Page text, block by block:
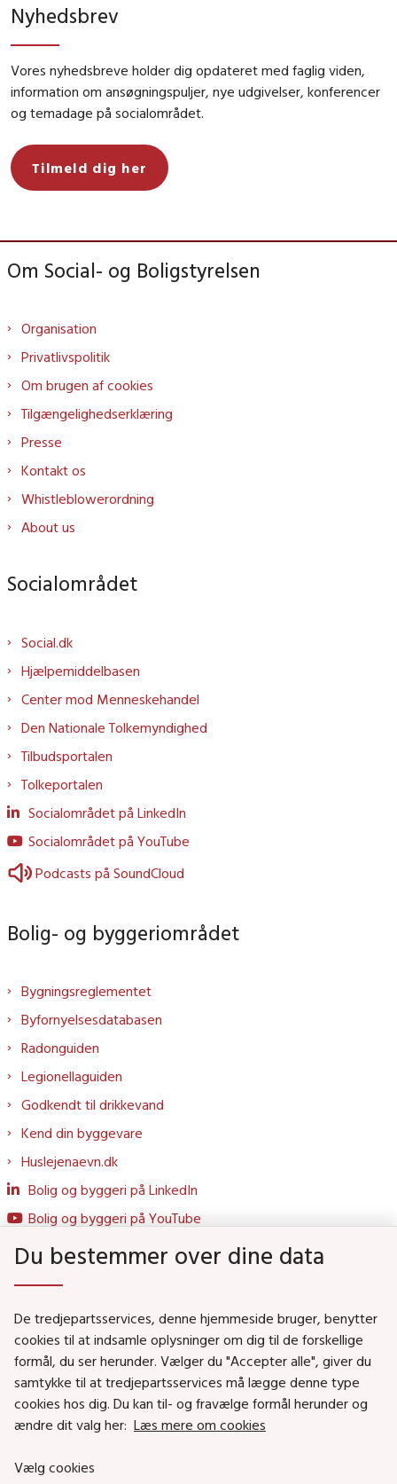
Nyhedsbrev
Vores nyhedsbreve holder dig opdateret med faglig viden,
information om ansøgningspuljer, nye udgivelser, konferencer
og temadage på socialområdet.
Tilmeld dig her
Om Social- og Boligstyrelsen
Organisation
Privatlivspolitik
Om brugen af cookies
Tilgængelighedserklæring
Presse
Kontakt os
Whistleblowerordning
About us
Socialområdet
Social.dk
Hjælpemiddelbasen
Center mod Menneskehandel
Den Nationale Tolkemyndighed
Tilbudsportalen
Tolkeportalen
Socialområdet på LinkedIn
Socialområdet på YouTube
Podcasts på SoundCloud
Bolig- og byggeriområdet
Bygningsreglementet
Byfornyelsesdatabasen
Radonguiden
Legionellaguiden
Godkendt til drikkevand
Kend din byggevare
Huslejenaevn.dk
Bolig og byggeri på LinkedIn
Bolig og byggeri på YouTube
Social- og Boligministeriet
Job i Social- og Boligstyrelsen
Puljer og tilskud
Nyhedsbreve
Social- og Boligstyrelsens nyheder som RSS feed
Du bestemmer over dine data
De tredjepartsservices, denne hjemmeside bruger, benytter
cookies til at indsamle oplysninger om dig til de forskellige
formål, du ser herunder. Vælger du "Accepter alle", giver du
samtykke til at tredjepartsservices må lægge denne type
cookies hos dig. Du kan til- og fravælge formål herunder og
ændre dit valg her: Læs mere om cookies
Vælg cookies